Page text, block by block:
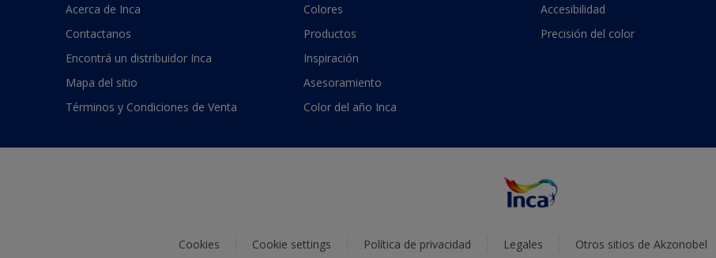
Acerca de Inca
Contactanos
Encontrá un distribuidor Inca
Mapa del sitio
Términos y Condiciones de Venta
Colores
Productos
Inspiración
Asesoramiento
Color del año Inca
Accesibilidad
Precisión del color
Cookies Cookie settings Política de privacidad Legales Otros sitios de Akzonobel